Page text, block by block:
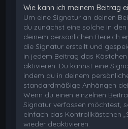
Wie kann ich meinem Beitrag
Um eine Signatur an deinen
du zunächst eine solche in den
deinem persönlichen Bereich
die Signatur erstellt und
in jedem Beitrag das Kästchen
aktivieren. Du kannst eine
indem du in deinem
standardmäßige Anhängen
Wenn du einen einzelnen
Signatur verfassen möchtest,
einfach das Kontrollkästchen
wieder deaktivieren.